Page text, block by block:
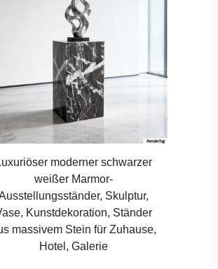
moderner schwarzer
weißer Marmor-
Skulptur,
Kunstdekoration, Ständer
massivem Stein für Zuhause,
Hotel, Galerie